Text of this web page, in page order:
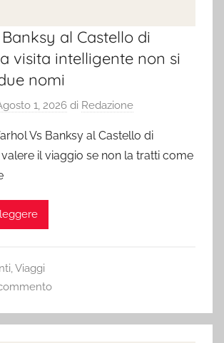
al Castello di
visita intelligente non si
nomi
1, 2026 di Redazione
Vs Banksy al Castello di
il viaggio se non la tratti come
,Viaggi